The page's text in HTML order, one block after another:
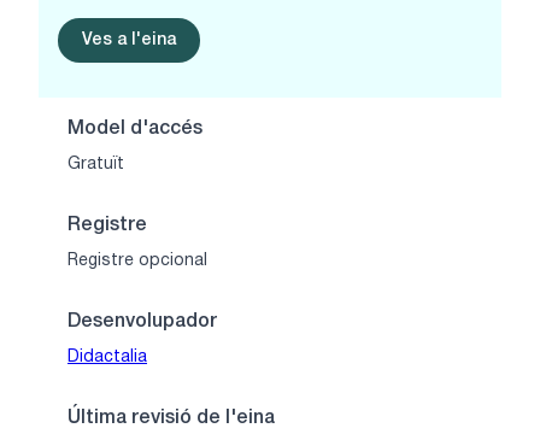
Ves a l'eina
Model d'accés
Gratuït
Registre
Registre opcional
Desenvolupador
Didactalia
Última revisió de l'eina